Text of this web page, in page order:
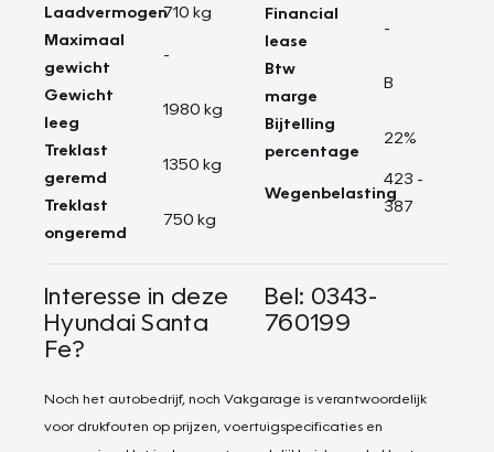
Laadvermogen710 kg
Maximaal
gewicht
-
Gewicht
leeg
1980 kg
Treklast
geremd
1350 kg
Treklast
ongeremd
750 kg
Financial
lease
-
Btw
marge
B
Bijtelling
percentage
22%
Wegenbelasting
423 -
387
Interesse in deze
Hyundai Santa
Fe?
Bel: 0343-
760199
Noch het autobedrijf, noch Vakgarage is verantwoordelijk
voor drukfouten op prijzen, voertuigspecificaties en